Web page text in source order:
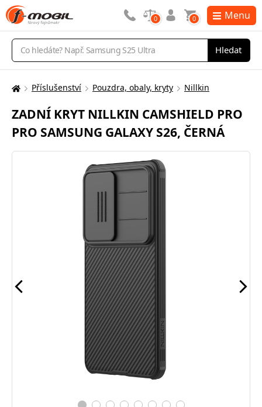
Vyhledávání
Hledat
0 0 Menu
Zde
nacházíte:
Příslušenství Pouzdra, obaly, kryty Nillkin
ZADNÍ KRYT NILLKIN CAMSHIELD PRO
PRO SAMSUNG GALAXY S26, ČERNÁ